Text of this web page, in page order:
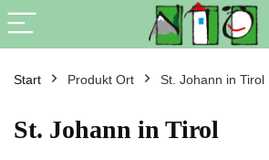
Start Produkt Ort St. Johann in Tirol
St. Johann in Tirol